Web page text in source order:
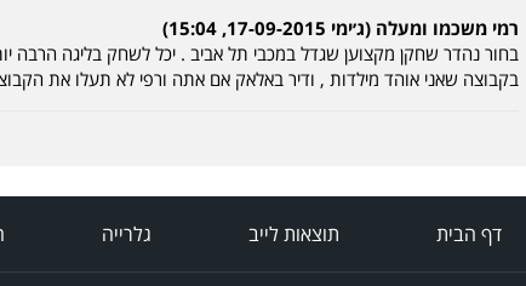
רמי משכמו ומעלה (ג׳ימי 17-09-2015, 15:04)
בחור נהדר שחקן מקצוען שגדל במכבי תל אביב . יכל לשחק בליגה הרבה
בקבוצה שאני אוהד מילדות , ודיר באלאק אם אתה ורפי לא תעלו את
דף הבית תוצאות לייב גלרייה